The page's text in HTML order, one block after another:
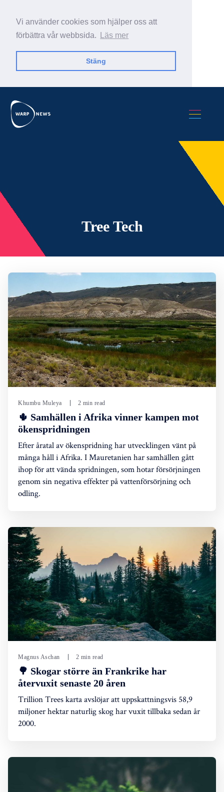
Vi använder cookies som hjälper oss att
förbättra vår webbsida.
Läs mer
Stäng
Tree Tech
Khumbu Muleya 2 min read
🌵 Samhällen i Afrika vinner kampen mot
ökenspridningen
Efter åratal av ökenspridning har utvecklingen vänt på
många håll i Afrika. I Mauretanien har samhällen gått
ihop för att vända spridningen, som hotar försörjningen
genom sin negativa effekter på vattenförsörjning och
odling.
Magnus Aschan 2 min read
🌳 Skogar större än Frankrike har
återvuxit senaste 20 åren
Trillion Trees karta avslöjar att uppskattningsvis 58,9
miljoner hektar naturlig skog har vuxit tillbaka sedan år
2000.